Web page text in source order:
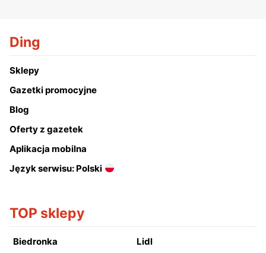
Ding
Sklepy
Gazetki promocyjne
Blog
Oferty z gazetek
Aplikacja mobilna
Język serwisu: Polski
TOP sklepy
Biedronka
Lidl